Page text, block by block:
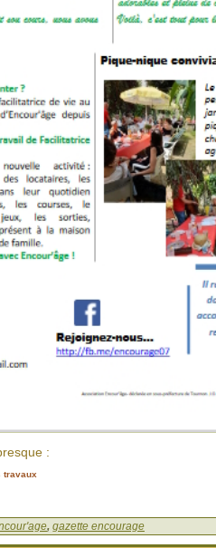
:
travaux
, gazette encourage